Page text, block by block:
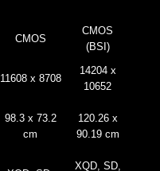
CMOS
CMOS
(BSI)
11608 x 8708
14204 x
10652
98.3 x 73.2
cm
120.26 x
90.19 cm
XQD, SD,